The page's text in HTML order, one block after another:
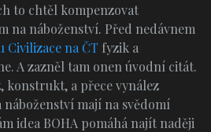
to chtěl kompenzovat
na náboženství. Před nedávnem
Civilizace na ČT fyzik a
A zazněl tam onen úvodní citát.
konstrukt, a přece vynález
mají na svědomí
idea BOHA pomáhá najít naději